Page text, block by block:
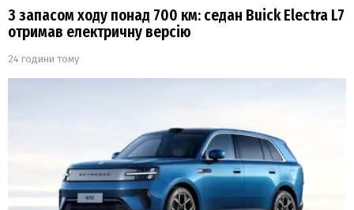
З запасом ходу понад 700 км: седан Buick Electra L7
отримав електричну версію
24 години тому